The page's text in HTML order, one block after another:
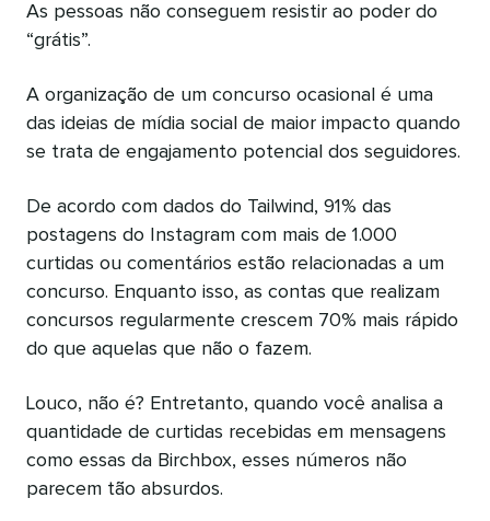
As pessoas não conseguem resistir ao poder do
“grátis”.
A organização de um concurso ocasional é uma
das ideias de mídia social de maior impacto quando
se trata de engajamento potencial dos seguidores.
De acordo com dados do Tailwind, 91% das
postagens do Instagram com mais de 1.000
curtidas ou comentários estão relacionadas a um
concurso. Enquanto isso, as contas que realizam
concursos regularmente crescem 70% mais rápido
do que aquelas que não o fazem.
Louco, não é? Entretanto, quando você analisa a
quantidade de curtidas recebidas em mensagens
como essas da Birchbox, esses números não
parecem tão absurdos.